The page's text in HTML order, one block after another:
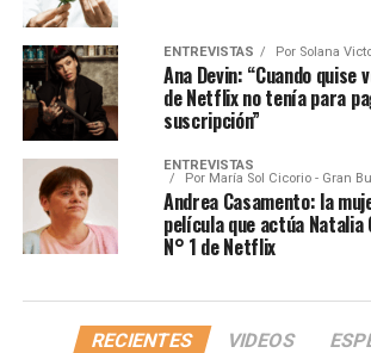
ENTREVISTAS Por Solana
Ana Devin: “Cuando quise
de Netflix no tenía para
suscripción”
ENTREVISTAS
Por María Sol Cicorio - Gran
Andrea Casamento: la
película que actúa
N° 1 de Netflix
RECIENTES VIDEOS